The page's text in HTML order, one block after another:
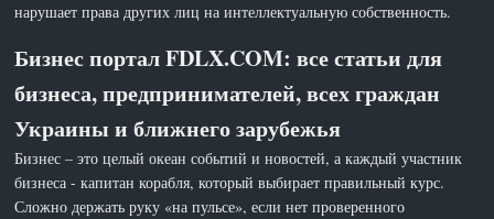
нарушает права других лиц на интеллектуальную собственность.
Бизнес портал FDLX.COM: все статьи для
бизнеса, предпринимателей, всех граждан
Украины и ближнего зарубежья
Бизнес – это целый океан событий и новостей, а каждый участник
бизнеса - капитан корабля, который выбирает правильный курс.
Сложно держать руку «на пульсе», если нет проверенного